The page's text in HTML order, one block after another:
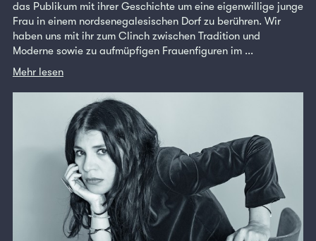
das Publikum mit ihrer Geschichte um eine eigenwillige junge
Frau in einem nordsenegalesischen Dorf zu berühren. Wir
haben uns mit ihr zum Clinch zwischen Tradition und
Moderne sowie zu aufmüpfigen Frauenfiguren im ...
Mehr lesen